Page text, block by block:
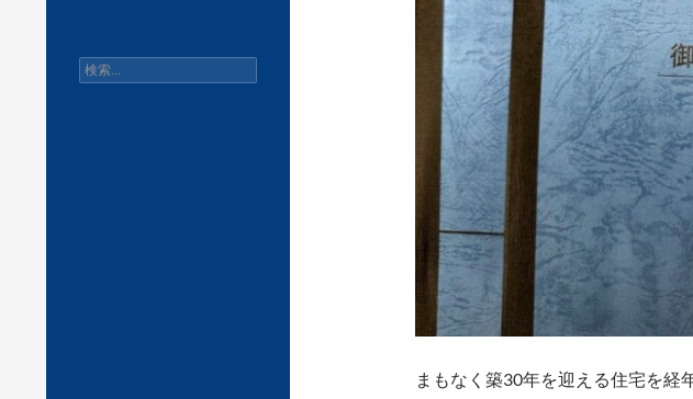
まもなく築30年を迎える住宅を経
検
索: